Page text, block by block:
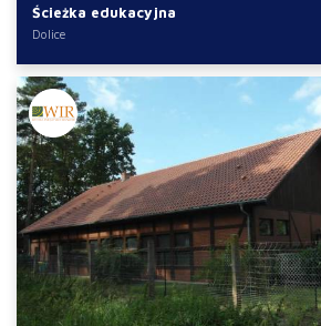
Ścieżka edukacyjna
Dolice